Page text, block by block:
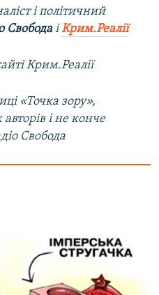
і політичний
СвободаіКрим.Реалії
Крим.Реалії
«Точка зору»,
і не конче
Свобода